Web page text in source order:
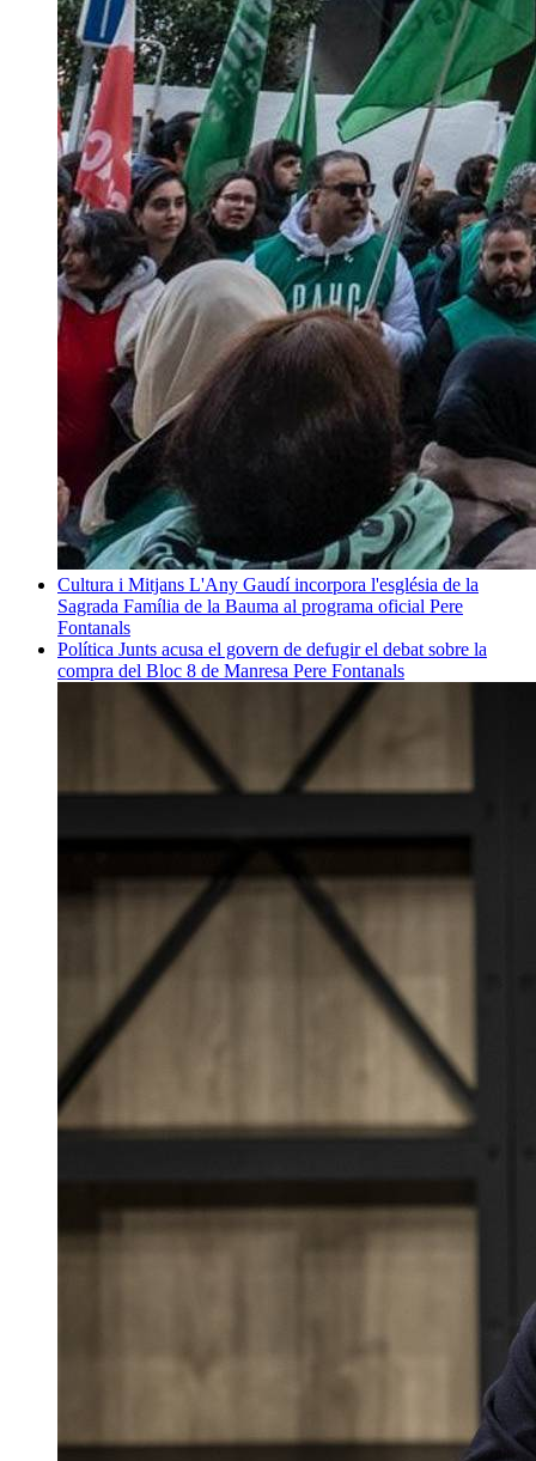
Cultura i Mitjans L'Any Gaudí incorpora l'església de la
Sagrada Família de la Bauma al programa oficial Pere
Fontanals
Política Junts acusa el govern de defugir el debat sobre la
compra del Bloc 8 de Manresa Pere Fontanals